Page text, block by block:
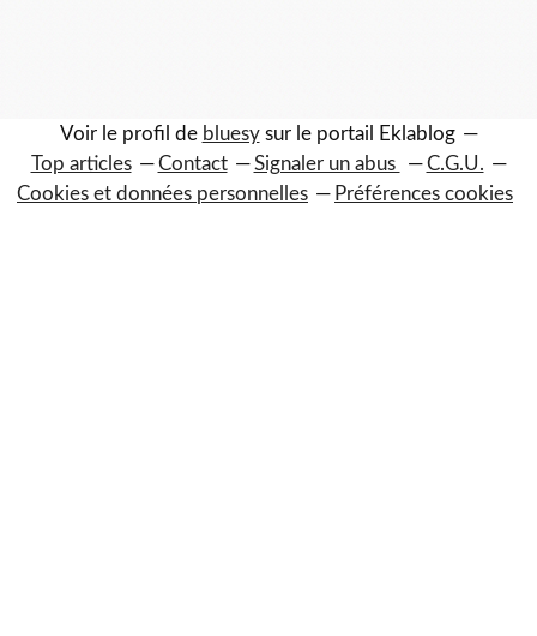
Voir le profil de bluesysur le portail Eklablog
Top articles
Contact Signaler un abus
C.G.U.
Cookies et données personnelles
Préférences cookies